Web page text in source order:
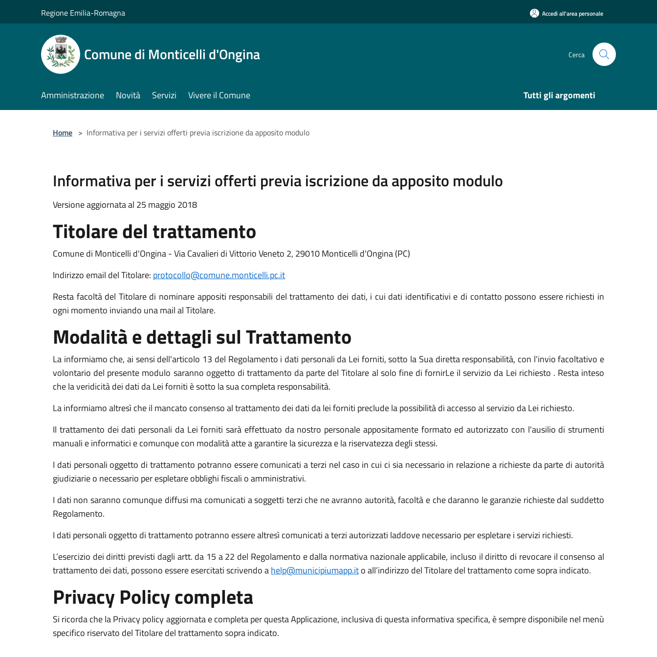
Regione Emilia-Romagna Accedi all'area personale
Comune di Monticelli d'Ongina Cerca
Amministrazione Novità Servizi Vivere il Comune Tutti gli argomenti
Home > Informativa per i servizi offerti previa iscrizione da apposito modulo
Informativa per i servizi offerti previa iscrizione da apposito modulo
Versione aggiornata al 25 maggio 2018
Titolare del trattamento
Comune di Monticelli d'Ongina - Via Cavalieri di Vittorio Veneto 2, 29010 Monticelli d'Ongina (PC)
Indirizzo email del Titolare: protocollo@comune.monticelli.pc.it
Resta facoltà del Titolare di nominare appositi responsabili del trattamento dei dati, i cui dati identificativi e di contatto possono essere richiesti in
ogni momento inviando una mail al Titolare.
Modalità e dettagli sul Trattamento
La informiamo che, ai sensi dell'articolo 13 del Regolamento i dati personali da Lei forniti, sotto la Sua diretta responsabilità, con l'invio facoltativo e
volontario del presente modulo saranno oggetto di trattamento da parte del Titolare al solo fine di fornirLe il servizio da Lei richiesto . Resta inteso
che la veridicità dei dati da Lei forniti è sotto la sua completa responsabilità.
La informiamo altresì che il mancato consenso al trattamento dei dati da lei forniti preclude la possibilità di accesso al servizio da Lei richiesto.
Il trattamento dei dati personali da Lei forniti sarà effettuato da nostro personale appositamente formato ed autorizzato con l'ausilio di strumenti
manuali e informatici e comunque con modalità atte a garantire la sicurezza e la riservatezza degli stessi.
I dati personali oggetto di trattamento potranno essere comunicati a terzi nel caso in cui ci sia necessario in relazione a richieste da parte di autorità
giudiziarie o necessario per espletare obblighi fiscali o amministrativi.
I dati non saranno comunque diffusi ma comunicati a soggetti terzi che ne avranno autorità, facoltà e che daranno le garanzie richieste dal suddetto
Regolamento.
I dati personali oggetto di trattamento potranno essere altresì comunicati a terzi autorizzati laddove necessario per espletare i servizi richiesti.
L’esercizio dei diritti previsti dagli artt. da 15 a 22 del Regolamento e dalla normativa nazionale applicabile, incluso il diritto di revocare il consenso al
trattamento dei dati, possono essere esercitati scrivendo ahelp@municipiumapp.ito all’indirizzo del Titolare del trattamento come sopra indicato.
Privacy Policy completa
Si ricorda che la Privacy policy aggiornata e completa per questa Applicazione, inclusiva di questa informativa specifica, è sempre disponibile nel menù
specifico riservato del Titolare del trattamento sopra indicato.